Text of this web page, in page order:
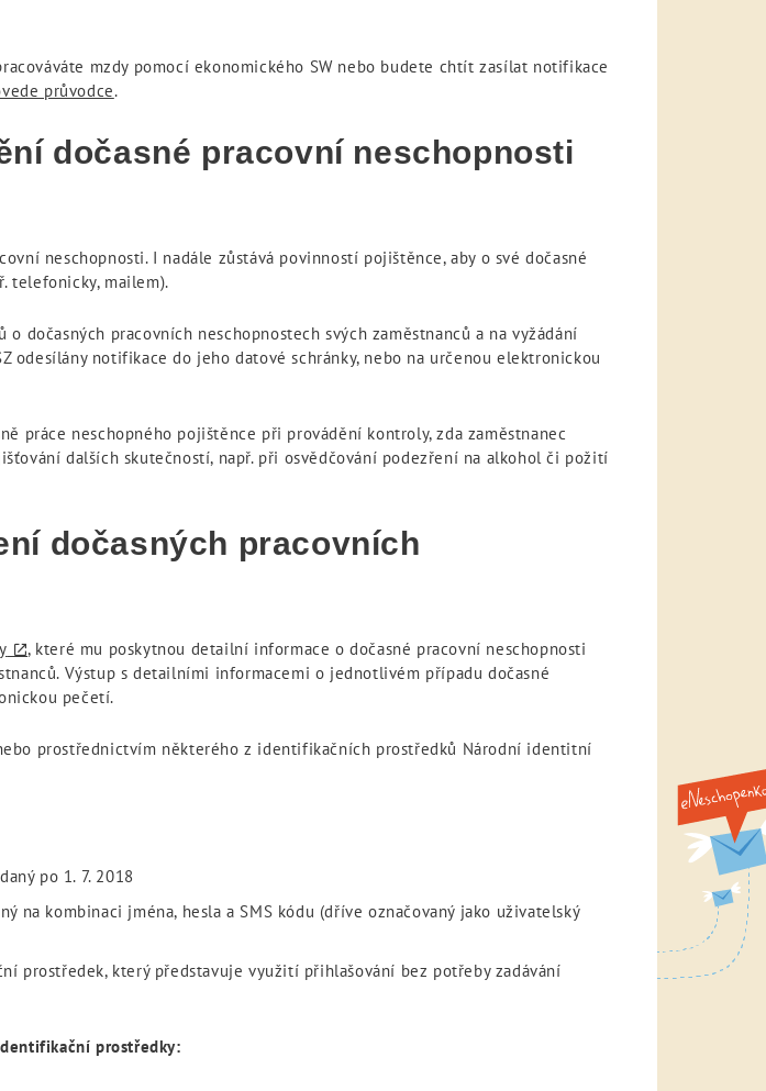
mzdy pomocí ekonomického SW nebo budete chtít zasílat notifikace
průvodce.
dočasné pracovní neschopnosti
neschopnosti. I nadále zůstává povinností pojištěnce, aby o své dočasné
telefonicky, mailem).
dočasných pracovních neschopnostech svých zaměstnanců a na vyžádání
odesílány notifikace do jeho datové schránky, nebo na určenou elektronickou
práce neschopného pojištěnce při provádění kontroly, zda zaměstnanec
dalších skutečností, např. při osvědčování podezření na alkohol či požití
dočasných pracovních
, které mu poskytnou detailní informace o dočasné pracovní neschopnosti
Výstup s detailními informacemi o jednotlivém případu dočasné
pečetí.
prostřednictvím některého z identifikačních prostředků Národní identitní
po 1. 7. 2018
na kombinaci jména, hesla a SMS kódu (dříve označovaný jako uživatelský
prostředek, který představuje využití přihlašování bez potřeby zadávání
prostředky: